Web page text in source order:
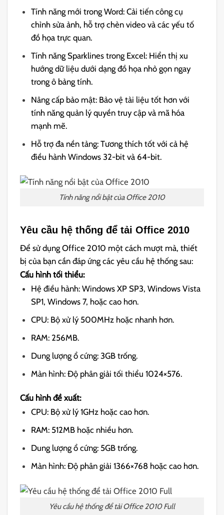
Tính năng mới trong Word: Cải tiến công cụ
chỉnh sửa ảnh, hỗ trợ chèn video và các yếu tố
đồ họa trực quan.
Tính năng Sparklines trong Excel: Hiển thị xu
hướng dữ liệu dưới dạng đồ họa nhỏ gọn ngay
trong ô bảng tính.
Nâng cấp bảo mật: Bảo vệ tài liệu tốt hơn với
tính năng quản lý quyền truy cập và mã hóa
mạnh mẽ.
Hỗ trợ đa nền tảng: Tương thích tốt với cả hệ
điều hành Windows 32-bit và 64-bit.
Tính năng nổi bật của Office 2010
Yêu cầu hệ thống để tải Office 2010
Để sử dụng Office 2010 một cách mượt mà, thiết
bị của bạn cần đáp ứng các yêu cầu hệ thống sau:
Cấu hình tối thiểu:
Hệ điều hành: Windows XP SP3, Windows Vista
SP1, Windows 7, hoặc cao hơn.
CPU: Bộ xử lý 500MHz hoặc nhanh hơn.
RAM: 256MB.
Dung lượng ổ cứng: 3GB trống.
Màn hình: Độ phân giải tối thiểu 1024×576.
Cấu hình đề xuất:
CPU: Bộ xử lý 1GHz hoặc cao hơn.
RAM: 512MB hoặc nhiều hơn.
Dung lượng ổ cứng: 5GB trống.
Màn hình: Độ phân giải 1366×768 hoặc cao hơn.
Yêu cầu hệ thống để tải Office 2010 Full